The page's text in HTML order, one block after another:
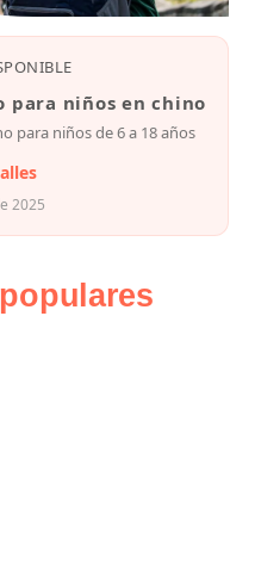
para niños en chino
para niños de 6 a 18 años
2025